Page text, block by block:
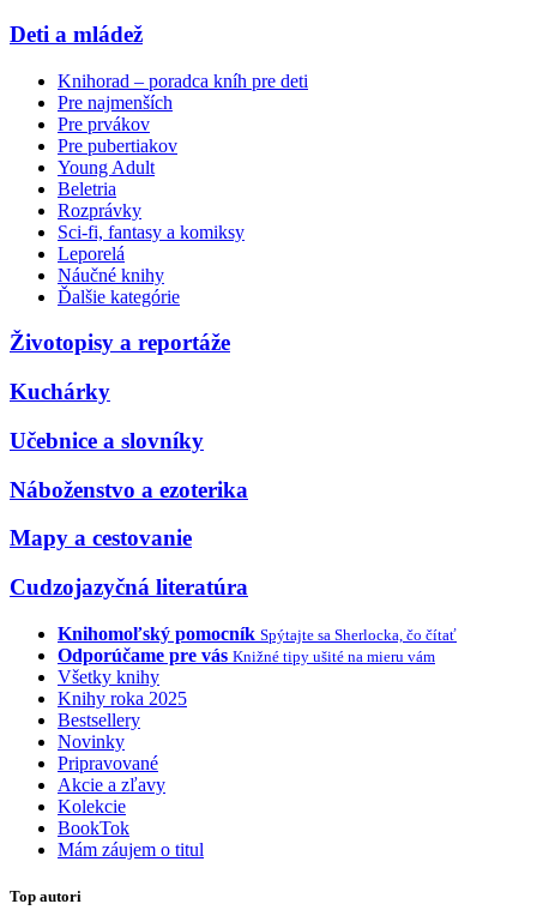
Deti a mládež
Knihorad – poradca kníh pre deti
Pre najmenších
Pre prvákov
Pre pubertiakov
Young Adult
Beletria
Rozprávky
Sci-fi, fantasy a komiksy
Leporelá
Náučné knihy
Ďalšie kategórie
Životopisy a reportáže
Kuchárky
Učebnice a slovníky
Náboženstvo a ezoterika
Mapy a cestovanie
Cudzojazyčná literatúra
Knihomoľský pomocník Spýtajte sa Sherlocka, čo čítať
Odporúčame pre vás Knižné tipy ušité na mieru vám
Všetky knihy
Knihy roka 2025
Bestsellery
Novinky
Pripravované
Akcie a zľavy
Kolekcie
BookTok
Mám záujem o titul
Top autori